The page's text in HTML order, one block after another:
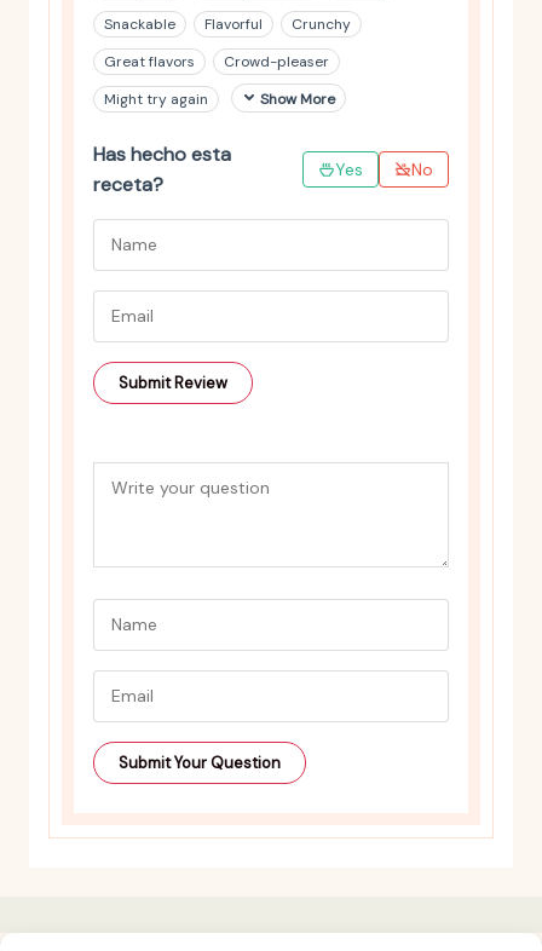
Snackable
Flavorful
Crunchy
Great flavors
Crowd-pleaser
Might try again
Show More
Has hecho esta
receta?
Yes No